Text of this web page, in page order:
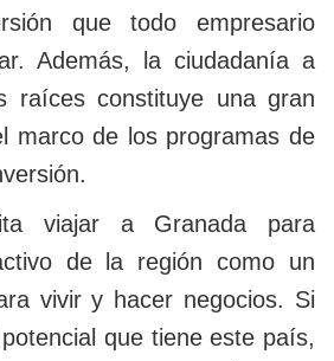
que todo empresario
Además, la ciudadanía a
raíces constituye una gran
marco de los programas de
viajar a Granada para
de la región como un
vivir y hacer negocios. Si
que tiene este país,